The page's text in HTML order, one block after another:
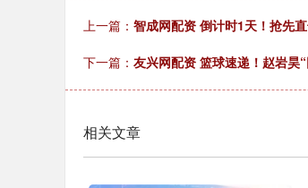
上一篇： 智成网配资 倒计时1天！抢先
下一篇： 友兴网配资 篮球速递！赵岩昊
相关文章